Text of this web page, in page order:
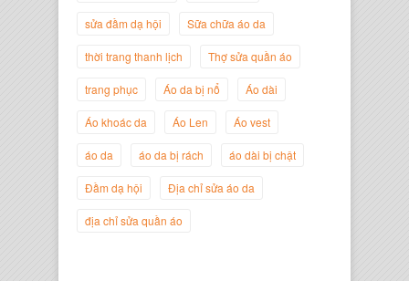
Nguyễn Đắc Định
Giám Đốc Công ty Twist Potato
sửa đầm dạ hội Sữa chữa áo da
thời trang thanh lịch Thợ sửa quần áo
trang phục Áo da bị nổ Áo dài
Áo khoác da Áo Len Áo vest
áo da áo da bị rách áo dài bị chật
Đầm dạ hội Địa chỉ sửa áo da
địa chỉ sửa quần áo